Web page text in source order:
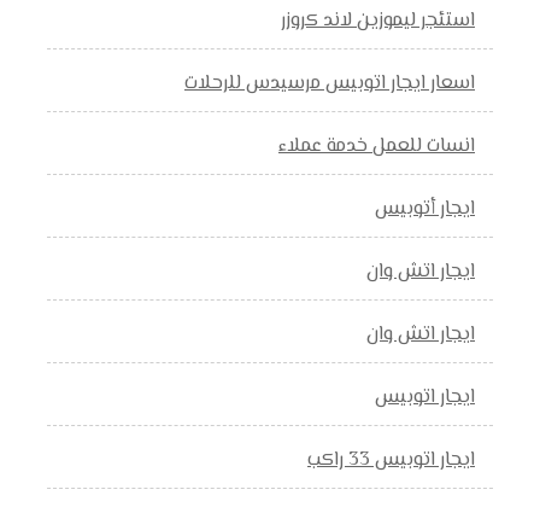
استئجر ليموزين لاند كروزر
اسعار ايجار اتوبيس مرسيدس للرحلات
انسات للعمل خدمة عملاء
ايجار أتوبيس
ايجار اتش وان
ايجار اتش وان
ايجار اتوبيس
ايجار اتوبيس 33 راكب